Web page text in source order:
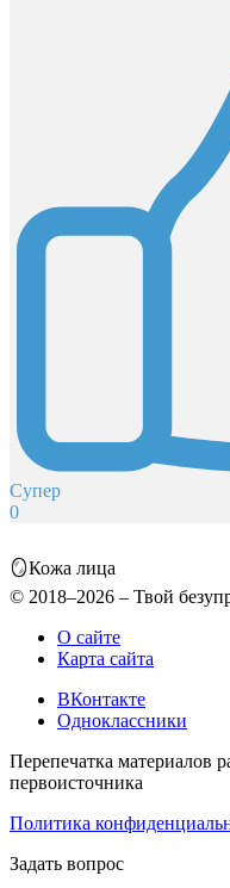
Супер
0
🪞Кожа лица
© 2018–2026 – Твой
О сайте
Карта сайта
ВКонтакте
Одноклассники
Перепечатка материалов
первоисточника
Политика
Задать вопрос